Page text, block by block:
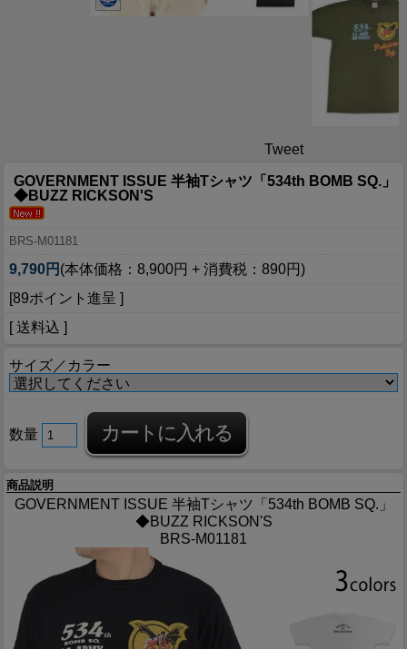
Tweet
GOVERNMENT ISSUE 半袖Tシャツ「534th BOMB SQ.」
◆BUZZ RICKSON'S
BRS-M01181
9,790円 (本体価格：8,900円 + 消費税：890円)
[89ポイント進呈 ]
[ 送料込 ]
サイズ／カラー
数量
商品説明
GOVERNMENT ISSUE 半袖Tシャツ「534th BOMB SQ.」
◆BUZZ RICKSON'S
BRS-M01181